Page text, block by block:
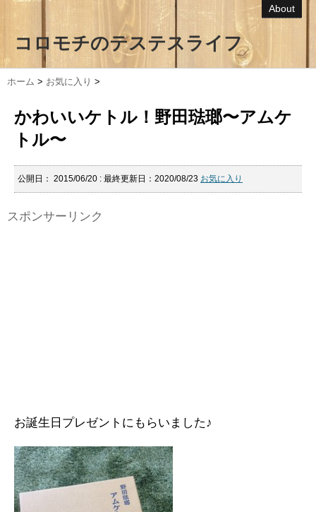
About
コロモチのテステスライフ
ホーム > お気に入り >
かわいいケトル！野田琺瑯〜アムケ
トル〜
公開日： 2015/06/20 : 最終更新日：2020/08/23 お気に入り
スポンサーリンク
お誕生日プレゼントにもらいました♪